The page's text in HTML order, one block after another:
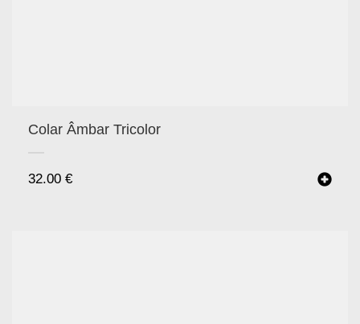
Colar Âmbar Tricolor
32.00 €